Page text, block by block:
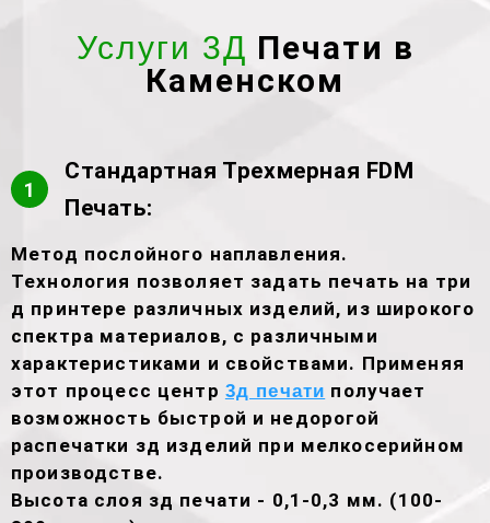
Услуги 3Д Печати в
Каменском
1
Стандартная Трехмерная FDM
Печать:
Метод послойного наплавления.
Технология позволяет задать печать на три
д принтере различных изделий, из широкого
спектра материалов, с различными
характеристиками и свойствами. Применяя
этот процесс центр 3д печати получает
возможность быстрой и недорогой
распечатки зд изделий при мелкосерийном
производстве.
Высота слоя зд печати - 0,1-0,3 мм. (100-